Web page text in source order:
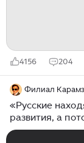
4156 204
Филиал
«Русские
развития, а
предсказание